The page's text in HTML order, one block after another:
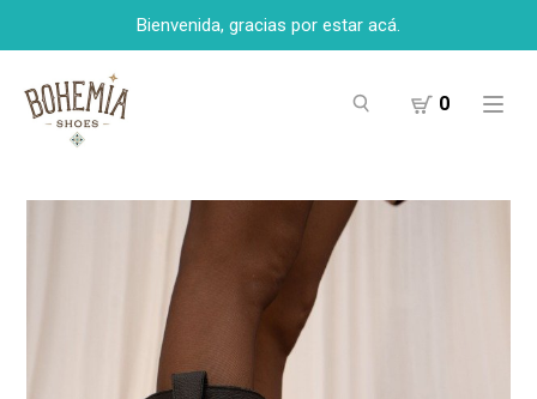
Bienvenida, gracias por estar acá.
0